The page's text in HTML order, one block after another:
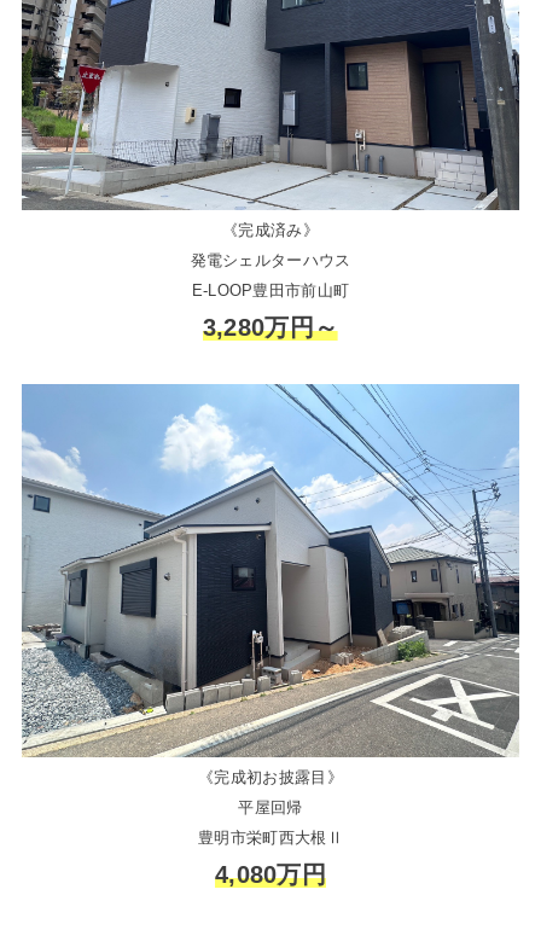
《完成済み》
発電シェルターハウス
E-LOOP豊田市前山町
3,280万円～
《完成初お披露目》
平屋回帰
豊明市栄町西大根Ⅱ
4,080万円